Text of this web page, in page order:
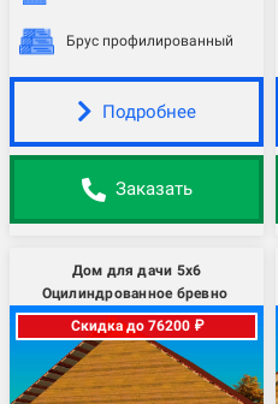
Брус профилированный
Подробнее
Заказать
Дом для дачи 5х6
Оцилиндрованное бревно
Скидка до 76200 ₽